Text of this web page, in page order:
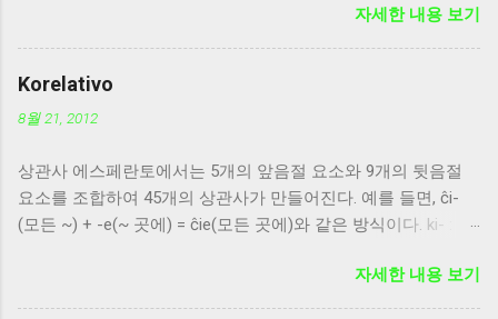
복수형 어미와 목적격 어미가 함께 붙을 때는 복수형 어미를 먼
저 붙인다. homojn, ideojn
자세한 내용 보기
Korelativo
8월 21, 2012
상관사 에스페란토에서는 5개의 앞음절 요소와 9개의 뒷음절
요소를 조합하여 45개의 상관사가 만들어진다. 예를 들면, ĉi-
(모든 ~) + -e(~ 곳에) = ĉie(모든 곳에)와 같은 방식이다. ki- : 의
특정, 비한정, 어떤 사람 neni- : 부정의 의미, 아무 것도 아닌 -o :
불확정한 사물, 물건 -u : 특정 개체, 사람 -a : 성향, 성질, 형용 -
자세한 내용 보기